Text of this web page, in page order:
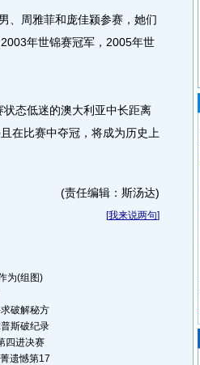
周雅菲和庞佳颍参赛，她们
年世锦赛冠军，2005年世
态低迷的澳大利亚中长距离
在比赛中夺冠，将成为历史上
(责任编辑：斯汤达)
[我来说两句]
为(组图)
破解秘方
斯破纪录
四进决赛
遗憾第17